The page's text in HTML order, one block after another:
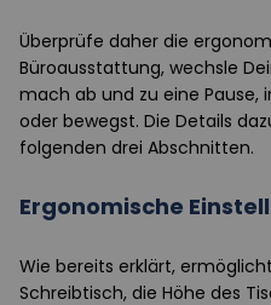
Überprüfe daher die
Büroausstattung, wechsle
mach ab und zu eine Pause,
oder bewegst. Die Details
folgenden drei Abschnitten.
Ergonomische
Wie bereits erklärt,
Schreibtisch, die Höhe des